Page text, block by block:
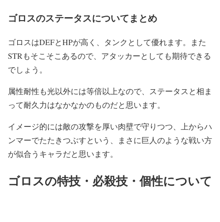
ゴロスのステータスについてまとめ
ゴロスはDEFとHPが高く、タンクとして優れます。また
STRもそこそこあるので、アタッカーとしても期待できる
でしょう。
属性耐性も光以外には等倍以上なので、ステータスと相ま
って耐久力はなかなかのものだと思います。
イメージ的には敵の攻撃を厚い肉壁で守りつつ、上からハ
ンマーでたたきつぶすという、まさに巨人のような戦い方
が似合うキャラだと思います。
ゴロスの特技・必殺技・個性について